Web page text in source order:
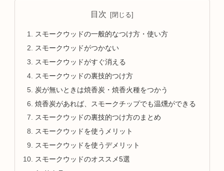
目次
スモークウッドの一般的なつけ方・使い方
スモークウッドがつかない
スモークウッドがすぐ消える
スモークウッドの裏技的つけ方
炭が無いときは焼香炭・焼香火種をつかう
焼香炭があれば、スモークチップでも温燻ができる
スモークウッドの裏技的つけ方のまとめ
スモークウッドを使うメリット
スモークウッドを使うデメリット
スモークウッドのオススメ5選